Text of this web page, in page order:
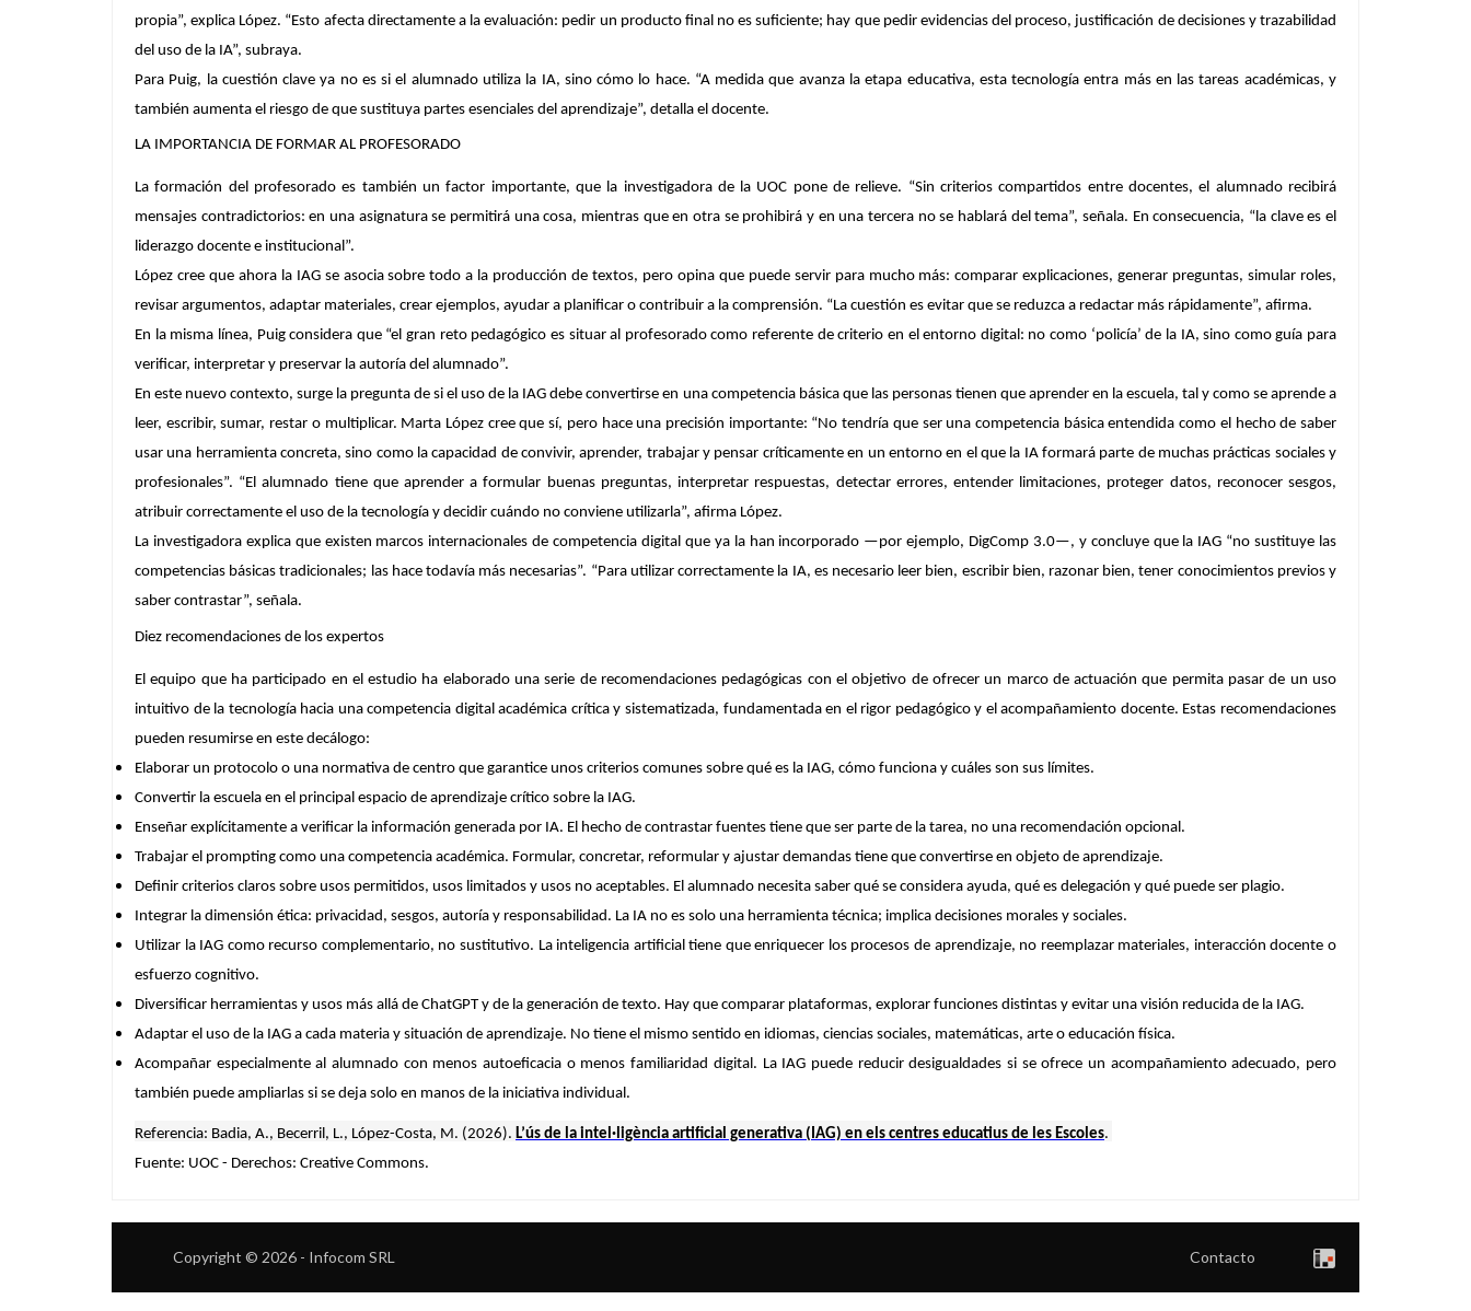
propia”, explica López. “Esto afecta directamente a la evaluación: pedir un producto final no es suficiente; hay que pedir evidencias del proceso, justificación de decisiones y trazabilidad
del uso de la IA”, subraya.
Para Puig, la cuestión clave ya no es si el alumnado utiliza la IA, sino cómo lo hace. “A medida que avanza la etapa educativa, esta tecnología entra más en las tareas académicas, y
también aumenta el riesgo de que sustituya partes esenciales del aprendizaje”, detalla el docente.
LA IMPORTANCIA DE FORMAR AL PROFESORADO
La formación del profesorado es también un factor importante, que la investigadora de la UOC pone de relieve. “Sin criterios compartidos entre docentes, el alumnado recibirá
mensajes contradictorios: en una asignatura se permitirá una cosa, mientras que en otra se prohibirá y en una tercera no se hablará del tema”, señala. En consecuencia, “la clave es el
liderazgo docente e institucional”.
López cree que ahora la IAG se asocia sobre todo a la producción de textos, pero opina que puede servir para mucho más: comparar explicaciones, generar preguntas, simular roles,
revisar argumentos, adaptar materiales, crear ejemplos, ayudar a planificar o contribuir a la comprensión. “La cuestión es evitar que se reduzca a redactar más rápidamente”, afirma.
En la misma línea, Puig considera que “el gran reto pedagógico es situar al profesorado como referente de criterio en el entorno digital: no como ‘policía’ de la IA, sino como guía para
verificar, interpretar y preservar la autoría del alumnado”.
En este nuevo contexto, surge la pregunta de si el uso de la IAG debe convertirse en una competencia básica que las personas tienen que aprender en la escuela, tal y como se aprende a
leer, escribir, sumar, restar o multiplicar. Marta López cree que sí, pero hace una precisión importante: “No tendría que ser una competencia básica entendida como el hecho de saber
usar una herramienta concreta, sino como la capacidad de convivir, aprender, trabajar y pensar críticamente en un entorno en el que la IA formará parte de muchas prácticas sociales y
profesionales”. “El alumnado tiene que aprender a formular buenas preguntas, interpretar respuestas, detectar errores, entender limitaciones, proteger datos, reconocer sesgos,
atribuir correctamente el uso de la tecnología y decidir cuándo no conviene utilizarla”, afirma López.
La investigadora explica que existen marcos internacionales de competencia digital que ya la han incorporado —por ejemplo, DigComp 3.0—, y concluye que la IAG “no sustituye las
competencias básicas tradicionales; las hace todavía más necesarias”. “Para utilizar correctamente la IA, es necesario leer bien, escribir bien, razonar bien, tener conocimientos previos y
saber contrastar”, señala.
Diez recomendaciones de los expertos
El equipo que ha participado en el estudio ha elaborado una serie de recomendaciones pedagógicas con el objetivo de ofrecer un marco de actuación que permita pasar de un uso
intuitivo de la tecnología hacia una competencia digital académica crítica y sistematizada, fundamentada en el rigor pedagógico y el acompañamiento docente. Estas recomendaciones
pueden resumirse en este decálogo:
Elaborar un protocolo o una normativa de centro que garantice unos criterios comunes sobre qué es la IAG, cómo funciona y cuáles son sus límites.
Convertir la escuela en el principal espacio de aprendizaje crítico sobre la IAG.
Enseñar explícitamente a verificar la información generada por IA. El hecho de contrastar fuentes tiene que ser parte de la tarea, no una recomendación opcional.
Trabajar el prompting como una competencia académica. Formular, concretar, reformular y ajustar demandas tiene que convertirse en objeto de aprendizaje.
Definir criterios claros sobre usos permitidos, usos limitados y usos no aceptables. El alumnado necesita saber qué se considera ayuda, qué es delegación y qué puede ser plagio.
Integrar la dimensión ética: privacidad, sesgos, autoría y responsabilidad. La IA no es solo una herramienta técnica; implica decisiones morales y sociales.
Utilizar la IAG como recurso complementario, no sustitutivo. La inteligencia artificial tiene que enriquecer los procesos de aprendizaje, no reemplazar materiales, interacción docente o
esfuerzo cognitivo.
Diversificar herramientas y usos más allá de ChatGPT y de la generación de texto. Hay que comparar plataformas, explorar funciones distintas y evitar una visión reducida de la IAG.
Adaptar el uso de la IAG a cada materia y situación de aprendizaje. No tiene el mismo sentido en idiomas, ciencias sociales, matemáticas, arte o educación física.
Acompañar especialmente al alumnado con menos autoeficacia o menos familiaridad digital. La IAG puede reducir desigualdades si se ofrece un acompañamiento adecuado, pero
también puede ampliarlas si se deja solo en manos de la iniciativa individual.
Referencia: Badia, A., Becerril, L., López-Costa, M. (2026). L’ús de la intel·ligència artificial generativa (IAG) en els centres educatius de les Escoles.
Fuente: UOC - Derechos: Creative Commons.
Copyright © 2026 - Infocom SRL Contacto